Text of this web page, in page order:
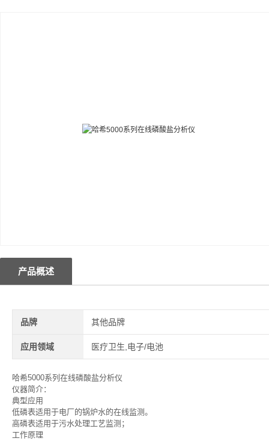
产品概述
品牌 其他品牌
应用领域 医疗卫生,电子/电池
哈希5000系列在线磷酸盐分析仪
仪器简介：
典型应用
低磷表适用于电厂的锅炉水的在线监测。
高磷表适用于污水处理工艺监测；
工作原理